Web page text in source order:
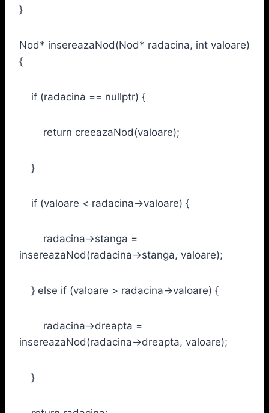
}
Nod* insereazaNod(Nod* radacina, int valoare)
{
if (radacina == nullptr) {
return creeazaNod(valoare);
}
if (valoare < radacina->valoare) {
radacina->stanga =
insereazaNod(radacina->stanga, valoare);
} else if (valoare > radacina->valoare) {
radacina->dreapta =
insereazaNod(radacina->dreapta, valoare);
}